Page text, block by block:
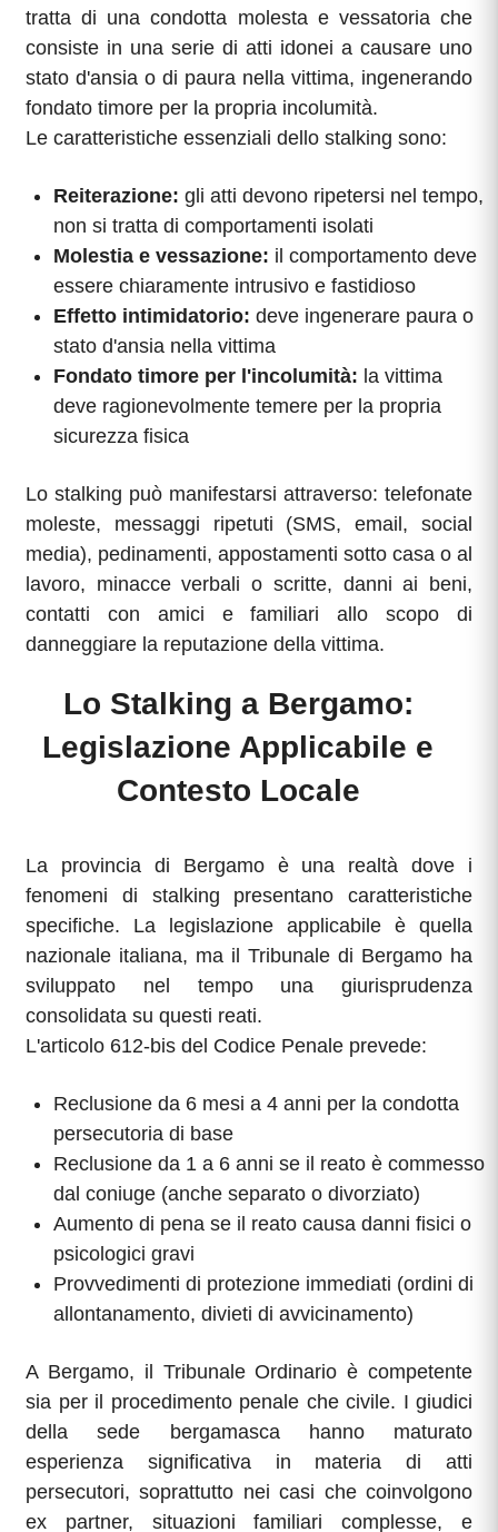
tratta di una condotta molesta e vessatoria che
consiste in una serie di atti idonei a causare uno
stato d'ansia o di paura nella vittima, ingenerando
fondato timore per la propria incolumità.
Le caratteristiche essenziali dello stalking sono:
Reiterazione: gli atti devono ripetersi nel tempo,
non si tratta di comportamenti isolati
Molestia e vessazione: il comportamento deve
essere chiaramente intrusivo e fastidioso
Effetto intimidatorio: deve ingenerare paura o
stato d'ansia nella vittima
Fondato timore per l'incolumità: la vittima
deve ragionevolmente temere per la propria
sicurezza fisica
Lo stalking può manifestarsi attraverso: telefonate
moleste, messaggi ripetuti (SMS, email, social
media), pedinamenti, appostamenti sotto casa o al
lavoro, minacce verbali o scritte, danni ai beni,
contatti con amici e familiari allo scopo di
danneggiare la reputazione della vittima.
Lo Stalking a Bergamo:
Legislazione Applicabile e
Contesto Locale
La provincia di Bergamo è una realtà dove i
fenomeni di stalking presentano caratteristiche
specifiche. La legislazione applicabile è quella
nazionale italiana, ma il Tribunale di Bergamo ha
sviluppato nel tempo una giurisprudenza
consolidata su questi reati.
L'articolo 612-bis del Codice Penale prevede:
Reclusione da 6 mesi a 4 anni per la condotta
persecutoria di base
Reclusione da 1 a 6 anni se il reato è commesso
dal coniuge (anche separato o divorziato)
Aumento di pena se il reato causa danni fisici o
psicologici gravi
Provvedimenti di protezione immediati (ordini di
allontanamento, divieti di avvicinamento)
A Bergamo, il Tribunale Ordinario è competente
sia per il procedimento penale che civile. I giudici
della sede bergamasca hanno maturato
esperienza significativa in materia di atti
persecutori, soprattutto nei casi che coinvolgono
ex partner, situazioni familiari complesse, e